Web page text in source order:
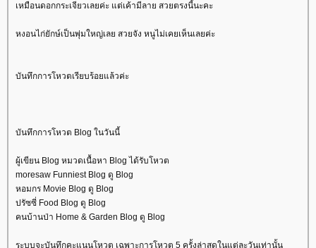
เหมือนดอกกระเจียวเลยค่ะ แต่เค้ามีลาย สวยตรงนี้นะคะ
หงอนไก่ยักษ์เป็นพุ่มใหญ่เลย สวยจัง หนูไม่เคยเห็นเลยค่ะ
บันทึกการโหวตเรียบร้อยแล้วค่ะ
บันทึกการโหวต Blog ในวันนี้
ผู้เขียน Blog หมวดเนื้อหา Blog ได้รับโหวต
moresaw Funniest Blog ดู Blog
หอมกร Movie Blog ดู Blog
ปรัซซี่ Food Blog ดู Blog
คนบ้านป่า Home & Garden Blog ดู Blog
ระบบจะบันทึกคะแนนโหวต เฉพาะการโหวต 5 ครั้งล่าสุดในแต่ละวันเท่านั้น